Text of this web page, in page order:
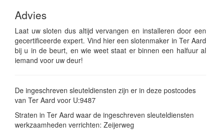
Advies
Laat uw sloten dus altijd vervangen en installeren door een
gecertificeerde expert. Vind hier een slotenmaker in Ter Aard
bij u in de beurt, en wie weet staat er binnen een halfuur al
iemand voor uw deur!
De ingeschreven sleuteldiensten zijn er in deze postcodes
van Ter Aard voor U:9487
Straten in Ter Aard waar de ingeschreven sleuteldiensten
werkzaamheden verrichten: Zeijerweg